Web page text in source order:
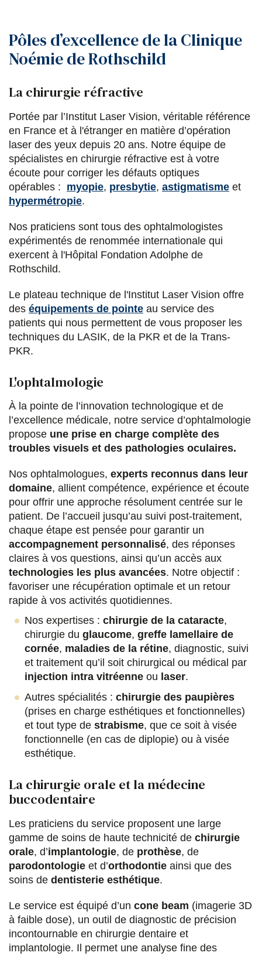
k
n
Pôles d’excellence de la Clinique
Noémie de Rothschild
La chirurgie réfractive
Portée par l’Institut Laser Vision, véritable référence
en France et à l'étranger en matière d’opération
laser des yeux depuis 20 ans. Notre équipe de
spécialistes en chirurgie réfractive est à votre
écoute pour corriger les défauts optiques
opérables : myopie, presbytie, astigmatisme et
hypermétropie.
Nos praticiens sont tous des ophtalmologistes
expérimentés de renommée internationale qui
exercent à l'Hôpital Fondation Adolphe de
Rothschild.
Le plateau technique de l'Institut Laser Vision offre
des équipements de pointe au service des
patients qui nous permettent de vous proposer les
techniques du LASIK, de la PKR et de la Trans-
PKR.
L'ophtalmologie
À la pointe de l’innovation technologique et de
l’excellence médicale, notre service d’ophtalmologie
propose une prise en charge complète des
troubles visuels et des pathologies oculaires.
Nos ophtalmologues, experts reconnus dans leur
domaine, allient compétence, expérience et écoute
pour offrir une approche résolument centrée sur le
patient. De l’accueil jusqu’au suivi post-traitement,
chaque étape est pensée pour garantir un
accompagnement personnalisé, des réponses
claires à vos questions, ainsi qu’un accès aux
technologies les plus avancées. Notre objectif :
favoriser une récupération optimale et un retour
rapide à vos activités quotidiennes.
Nos expertises : chirurgie de la cataracte,
chirurgie du glaucome, greffe lamellaire de
cornée, maladies de la rétine, diagnostic, suivi
et traitement qu’il soit chirurgical ou médical par
injection intra vitréenne ou laser.
Autres spécialités : chirurgie des paupières
(prises en charge esthétiques et fonctionnelles)
et tout type de strabisme, que ce soit à visée
fonctionnelle (en cas de diplopie) ou à visée
esthétique.
La chirurgie orale et la médecine
buccodentaire
Les praticiens du service proposent une large
gamme de soins de haute technicité de chirurgie
orale, d’implantologie, de prothèse, de
parodontologie et d’orthodontie ainsi que des
soins de dentisterie esthétique.
Le service est équipé d’un cone beam (imagerie 3D
à faible dose), un outil de diagnostic de précision
incontournable en chirurgie dentaire et
implantologie. Il permet une analyse fine des